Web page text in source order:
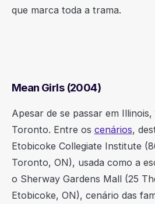
que marca toda a trama.
Mean Girls (2004)
Apesar de se passar em
Toronto. Entre os cenários,
Etobicoke Collegiate Institute
Toronto, ON), usada como a
o Sherway Gardens Mall (25
Etobicoke, ON), cenário das